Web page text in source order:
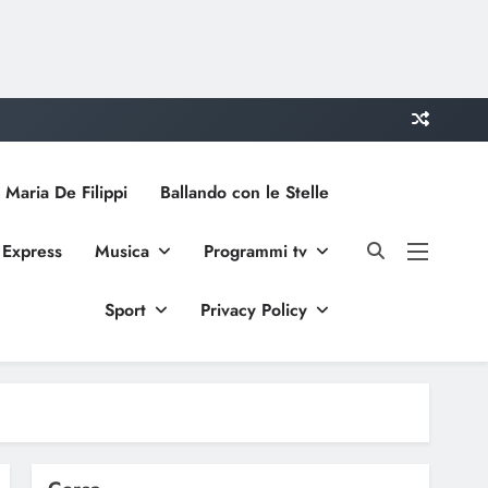
De Filippi Ballando con le Stelle
Musica Programmi tv
Sport Privacy Policy